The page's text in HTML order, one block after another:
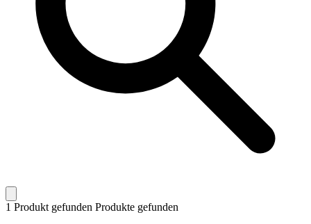
1 Produkt gefunden Produkte gefunden